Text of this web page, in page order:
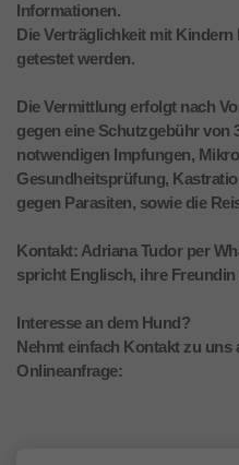
Informationen.
Die Verträglichkeit mit
getestet werden.
Die Vermittlung erfolgt nach
gegen eine Schutzgebühr von
notwendigen Impfungen,
Gesundheitsprüfung,
gegen Parasiten, sowie die
Kontakt: Adriana Tudor per
spricht Englisch, ihre
Interesse an dem Hund?
Nehmt einfach Kontakt zu uns
Onlineanfrage: